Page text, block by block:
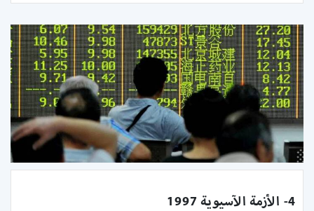
4- الأزمة الآسيوية 1997